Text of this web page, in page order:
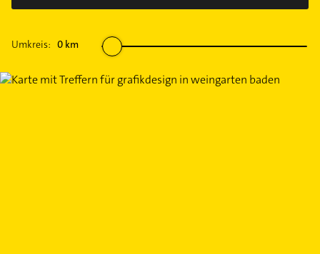
Umkreis: 0 km